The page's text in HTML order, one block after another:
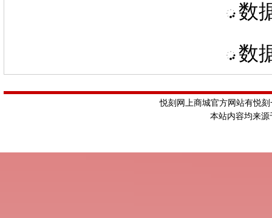
数
数
悦刻网上商城官方网站有悦
本站内容均来